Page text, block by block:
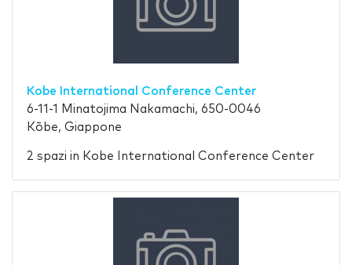
Kobe International Conference Center
6-11-1 Minatojima Nakamachi, 650-0046
Kōbe, Giappone
2 spazi in Kobe International Conference Center